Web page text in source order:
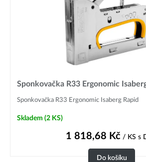
Sponkovačka R33 Ergonomic
Sponkovačka R33 Ergonomic Isaberg Rapid
Skladem (2 KS)
1 818,68 Kč/ KS s
Do košíku